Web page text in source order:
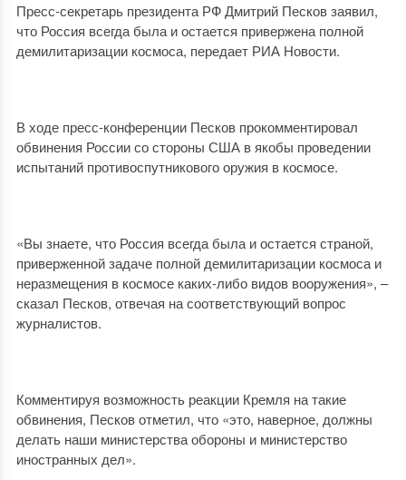
Пресс-секретарь президента РФ Дмитрий Песков заявил,
что Россия всегда была и остается привержена полной
демилитаризации космоса, передает РИА Новости.
В ходе пресс-конференции Песков прокомментировал
обвинения России со стороны США в якобы проведении
испытаний противоспутникового оружия в космосе.
«Вы знаете, что Россия всегда была и остается страной,
приверженной задаче полной демилитаризации космоса и
неразмещения в космосе каких-либо видов вооружения», –
сказал Песков, отвечая на соответствующий вопрос
журналистов.
Комментируя возможность реакции Кремля на такие
обвинения, Песков отметил, что «это, наверное, должны
делать наши министерства обороны и министерство
иностранных дел».